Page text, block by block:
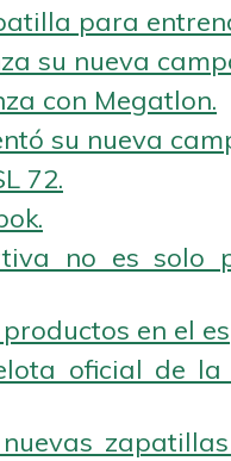
para
su nueva
con Megatlon.
su nueva
72.
no es solo
en el
oficial de